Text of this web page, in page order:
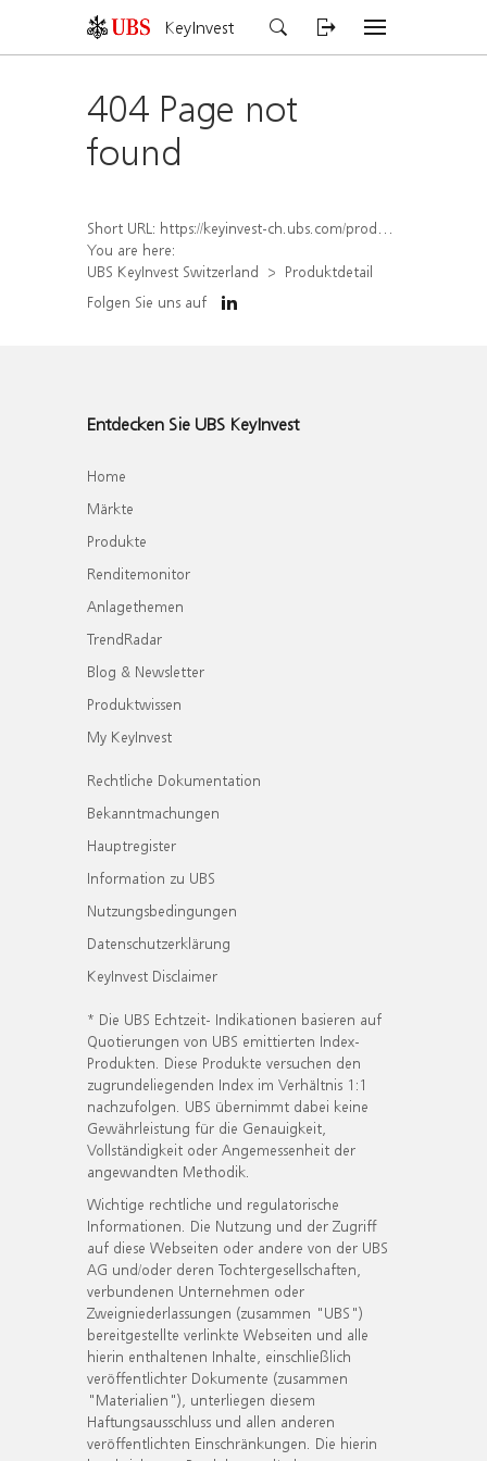
KeyInvest
404 Page not
found
Short URL: https://keyinvest-ch.ubs.com/produkt/detail/index/isin/CH1578404076
You are here:
UBS KeyInvest Switzerland
Produktdetail
Folgen Sie uns auf
Entdecken Sie UBS KeyInvest
Home
Märkte
Produkte
Renditemonitor
Anlagethemen
TrendRadar
Blog & Newsletter
Produktwissen
My KeyInvest
Rechtliche Dokumentation
Bekanntmachungen
Hauptregister
Information zu UBS
Nutzungsbedingungen
Datenschutzerklärung
KeyInvest Disclaimer
* Die UBS Echtzeit- Indikationen basieren auf
Quotierungen von UBS emittierten Index-
Produkten. Diese Produkte versuchen den
zugrundeliegenden Index im Verhältnis 1:1
nachzufolgen. UBS übernimmt dabei keine
Gewährleistung für die Genauigkeit,
Vollständigkeit oder Angemessenheit der
angewandten Methodik.
Wichtige rechtliche und regulatorische
Informationen. Die Nutzung und der Zugriff
auf diese Webseiten oder andere von der UBS
AG und/oder deren Tochtergesellschaften,
verbundenen Unternehmen oder
Zweigniederlassungen (zusammen "UBS")
bereitgestellte verlinkte Webseiten und alle
hierin enthaltenen Inhalte, einschließlich
veröffentlichter Dokumente (zusammen
"Materialien"), unterliegen diesem
Haftungsausschluss und allen anderen
veröffentlichten Einschränkungen. Die hierin